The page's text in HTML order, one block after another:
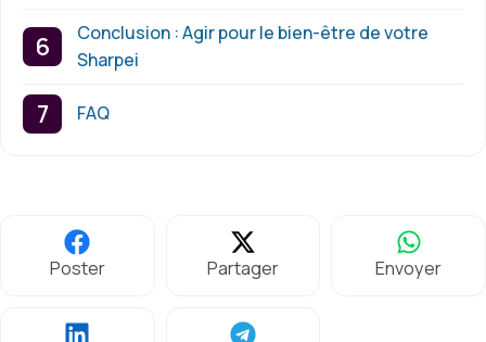
Conclusion : Agir pour le bien-être de votre
Sharpei
FAQ
Poster Partager Envoyer